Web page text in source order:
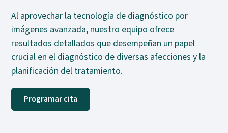
Al aprovechar la tecnología de diagnóstico por
imágenes avanzada, nuestro equipo ofrece
resultados detallados que desempeñan un papel
crucial en el diagnóstico de diversas afecciones y la
planificación del tratamiento.
Programar cita